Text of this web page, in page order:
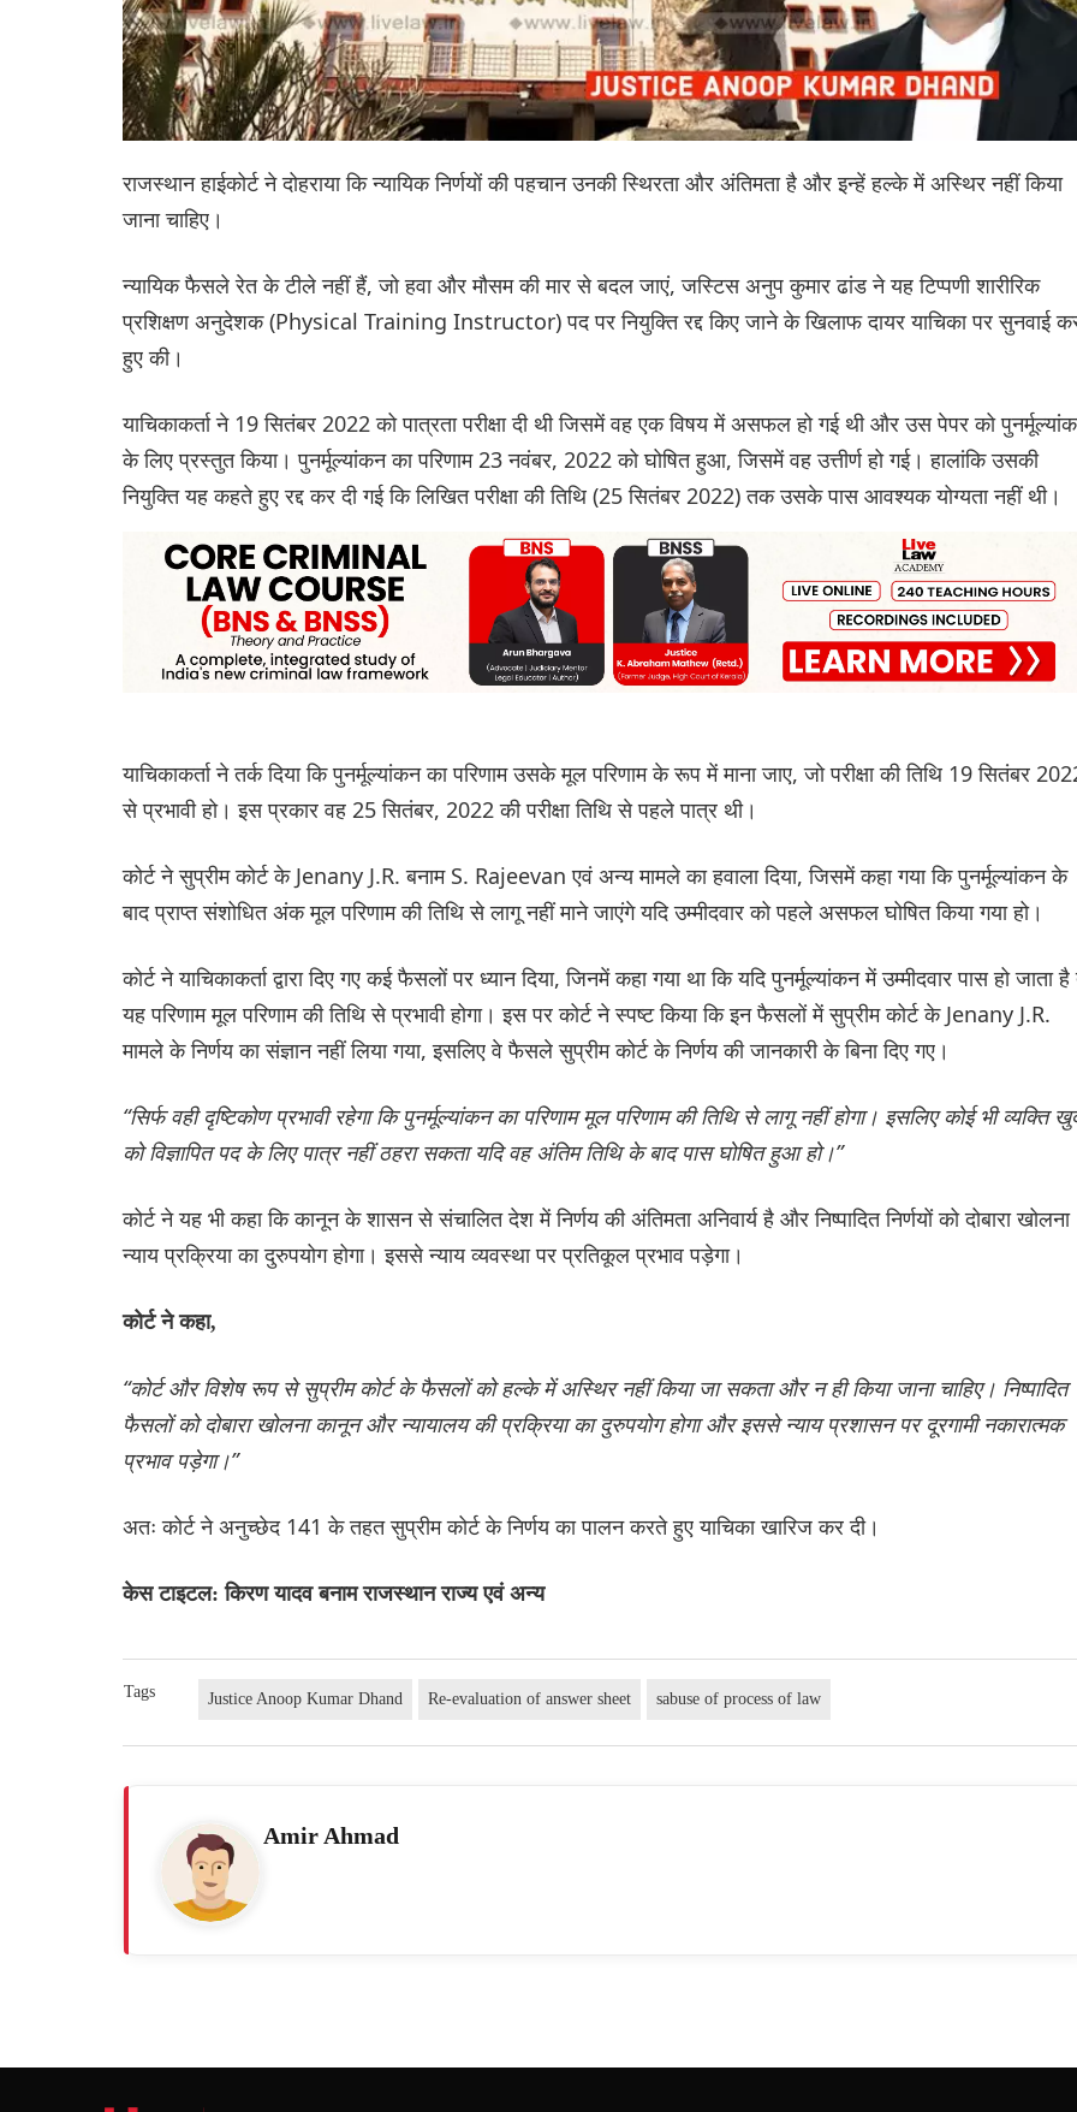
राजस्थान हाईकोर्ट ने दोहराया कि न्यायिक निर्णयों की पहचान उनकी स्थिरता और अंतिमता है और इन्हें हल्के में अस्थिर नहीं किया
जाना चाहिए।
न्यायिक फैसले रेत के टीले नहीं हैं, जो हवा और मौसम की मार से बदल जाएं, जस्टिस अनुप कुमार ढांड ने यह टिप्पणी शारीरिक
प्रशिक्षण अनुदेशक (Physical Training Instructor) पद पर नियुक्ति रद्द किए जाने के खिलाफ दायर याचिका पर सुनवाई
हुए की।
याचिकाकर्ता ने 19 सितंबर 2022 को पात्रता परीक्षा दी थी जिसमें वह एक विषय में असफल हो गई थी और उस पेपर को
के लिए प्रस्तुत किया। पुनर्मूल्यांकन का परिणाम 23 नवंबर, 2022 को घोषित हुआ, जिसमें वह उत्तीर्ण हो गई। हालांकि उसकी
नियुक्ति यह कहते हुए रद्द कर दी गई कि लिखित परीक्षा की तिथि (25 सितंबर 2022) तक उसके पास आवश्यक योग्यता नहीं थी।
याचिकाकर्ता ने तर्क दिया कि पुनर्मूल्यांकन का परिणाम उसके मूल परिणाम के रूप में माना जाए, जो परीक्षा की तिथि 19 सितंबर
से प्रभावी हो। इस प्रकार वह 25 सितंबर, 2022 की परीक्षा तिथि से पहले पात्र थी।
कोर्ट ने सुप्रीम कोर्ट के Jenany J.R. बनाम S. Rajeevan एवं अन्य मामले का हवाला दिया, जिसमें कहा गया कि पुनर्मूल्यांकन के
बाद प्राप्त संशोधित अंक मूल परिणाम की तिथि से लागू नहीं माने जाएंगे यदि उम्मीदवार को पहले असफल घोषित किया गया हो।
कोर्ट ने याचिकाकर्ता द्वारा दिए गए कई फैसलों पर ध्यान दिया, जिनमें कहा गया था कि यदि पुनर्मूल्यांकन में उम्मीदवार पास हो जाता है
यह परिणाम मूल परिणाम की तिथि से प्रभावी होगा। इस पर कोर्ट ने स्पष्ट किया कि इन फैसलों में सुप्रीम कोर्ट के Jenany J.R.
मामले के निर्णय का संज्ञान नहीं लिया गया, इसलिए वे फैसले सुप्रीम कोर्ट के निर्णय की जानकारी के बिना दिए गए।
“सिर्फ वही दृष्टिकोण प्रभावी रहेगा कि पुनर्मूल्यांकन का परिणाम मूल परिणाम की तिथि से लागू नहीं होगा। इसलिए कोई भी व्यक्ति
को विज्ञापित पद के लिए पात्र नहीं ठहरा सकता यदि वह अंतिम तिथि के बाद पास घोषित हुआ हो।”
कोर्ट ने यह भी कहा कि कानून के शासन से संचालित देश में निर्णय की अंतिमता अनिवार्य है और निष्पादित निर्णयों को दोबारा खोलना
न्याय प्रक्रिया का दुरुपयोग होगा। इससे न्याय व्यवस्था पर प्रतिकूल प्रभाव पड़ेगा।
कोर्ट ने कहा,
“कोर्ट और विशेष रूप से सुप्रीम कोर्ट के फैसलों को हल्के में अस्थिर नहीं किया जा सकता और न ही किया जाना चाहिए। निष्पादित
फैसलों को दोबारा खोलना कानून और न्यायालय की प्रक्रिया का दुरुपयोग होगा और इससे न्याय प्रशासन पर दूरगामी नकारात्मक
प्रभाव पड़ेगा।”
अतः कोर्ट ने अनुच्छेद 141 के तहत सुप्रीम कोर्ट के निर्णय का पालन करते हुए याचिका खारिज कर दी।
केस टाइटल: किरण यादव बनाम राजस्थान राज्य एवं अन्य
Tags Justice Anoop Kumar Dhand Re-evaluation of answer sheet sabuse of process of law
Amir Ahmad